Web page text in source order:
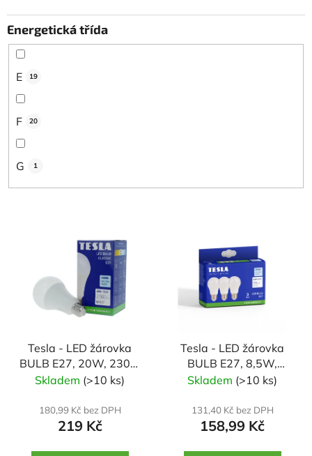
Energetická třída
E 19
F 20
G 1
Tesla - LED žárovka
BULB E27, 20W, 230V,
2500lm, 25 000h,
Skladem (>10 ks)
180,99 Kč bez DPH
219 Kč
Tesla - LED žárovka
BULB E27, 8,5W,
230V, 806lm, 25 000h,
220st 3ks v balení
Skladem (>10 ks)
131,40 Kč bez DPH
158,99 Kč